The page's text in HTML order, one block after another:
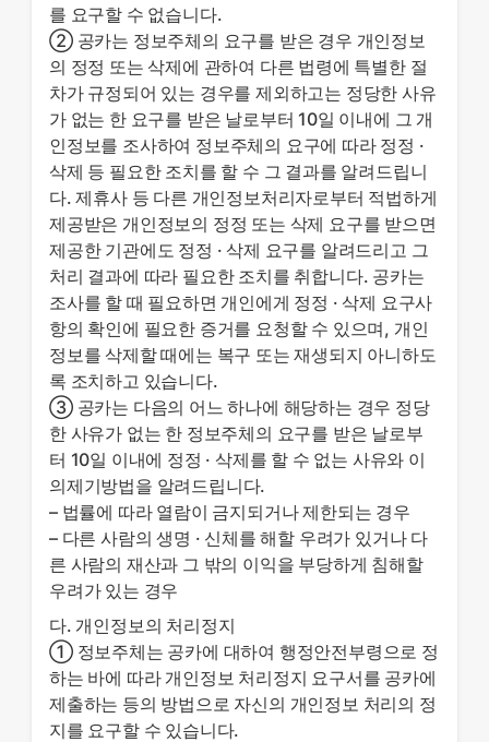
를 요구할 수 없습니다.
② 공카는 정보주체의 요구를 받은 경우 개인정보
의 정정 또는 삭제에 관하여 다른 법령에 특별한 절
차가 규정되어 있는 경우를 제외하고는 정당한 사유
가 없는 한 요구를 받은 날로부터 10일 이내에 그 개
인정보를 조사하여 정보주체의 요구에 따라 정정 ·
삭제 등 필요한 조치를 할 수 그 결과를 알려드립니
다. 제휴사 등 다른 개인정보처리자로부터 적법하게
제공받은 개인정보의 정정 또는 삭제 요구를 받으면
제공한 기관에도 정정 · 삭제 요구를 알려드리고 그
처리 결과에 따라 필요한 조치를 취합니다. 공카는
조사를 할 때 필요하면 개인에게 정정 · 삭제 요구사
항의 확인에 필요한 증거를 요청할 수 있으며, 개인
정보를 삭제할 때에는 복구 또는 재생되지 아니하도
록 조치하고 있습니다.
③ 공카는 다음의 어느 하나에 해당하는 경우 정당
한 사유가 없는 한 정보주체의 요구를 받은 날로부
터 10일 이내에 정정 · 삭제를 할 수 없는 사유와 이
의제기방법을 알려드립니다.
– 법률에 따라 열람이 금지되거나 제한되는 경우
– 다른 사람의 생명 · 신체를 해할 우려가 있거나 다
른 사람의 재산과 그 밖의 이익을 부당하게 침해할
우려가 있는 경우
다. 개인정보의 처리정지
① 정보주체는 공카에 대하여 행정안전부령으로 정
하는 바에 따라 개인정보 처리정지 요구서를 공카에
제출하는 등의 방법으로 자신의 개인정보 처리의 정
지를 요구할 수 있습니다.